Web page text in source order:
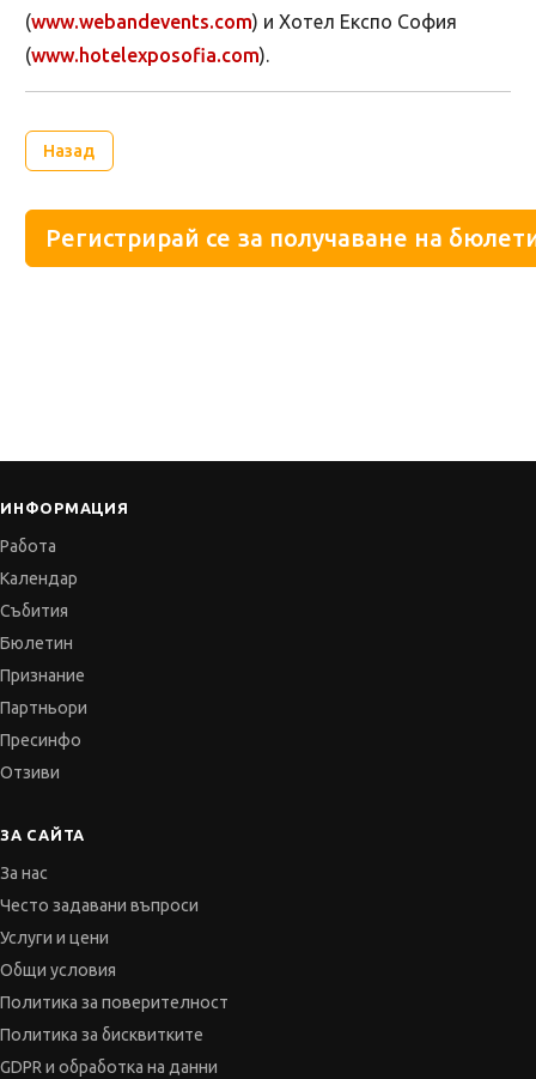
(www.webandevents.com) и Хотел Експо София
(www.hotelexposofia.com).
Назад
Регистрирай се за получаване на
ИНФОРМАЦИЯ
Работа
Календар
Събития
Бюлетин
Признание
Партньори
Пресинфо
Отзиви
ЗА САЙТА
За нас
Често задавани въпроси
Услуги и цени
Общи условия
Политика за поверителност
Политика за бисквитките
GDPR и обработка на данни